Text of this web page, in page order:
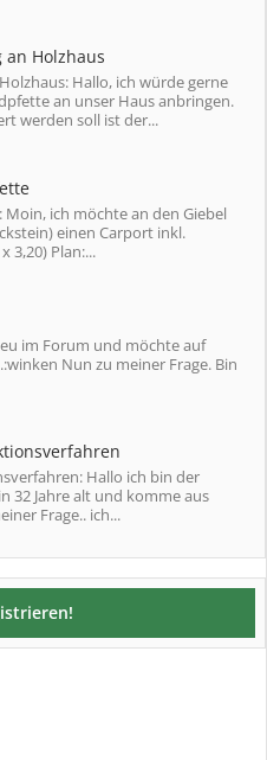
Holzhaus
Hallo, ich würde gerne
an unser Haus anbringen.
werden soll ist der...
ich möchte an den Giebel
einen Carport inkl.
3,20) Plan:...
im Forum und möchte auf
Nun zu meiner Frage. Bin
Hallo ich bin der
32 Jahre alt und komme aus
Frage.. ich...